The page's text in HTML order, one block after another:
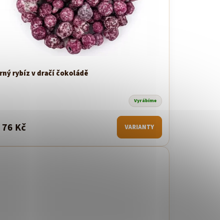
rybíz v dračí čokoládě
Vyrábíme
76 Kč VARIANTY